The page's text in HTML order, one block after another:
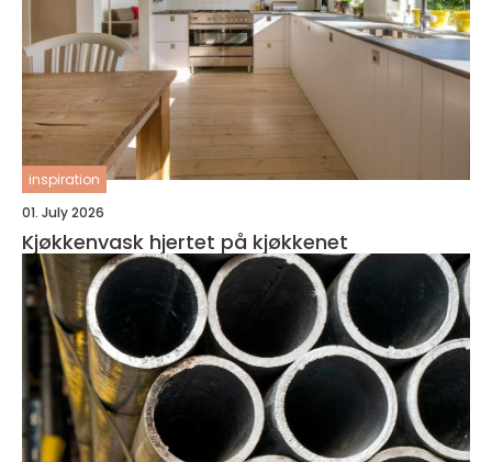
inspiration
01. July 2026
Kjøkkenvask hjertet på kjøkkenet